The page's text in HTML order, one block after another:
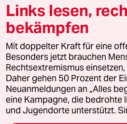
© 2026 taz Verlags und Vertriebs
Alle Rechte vorbehalten. Bei rechtlichen
wenden Sie sich bitte an
lizenzen@taz.de
Feedback Redaktionsstatut
Leitlinie Informant Datenschutz
Links lesen,
bekämpfen
Mit doppelter Kraft für eine
Besonders jetzt brauchen
Rechtsextremismus
Daher gehen 50 Prozent der
Neuanmeldungen an „Alles
eine Kampagne, die bedrohte
und Jugendorte unterstützt.